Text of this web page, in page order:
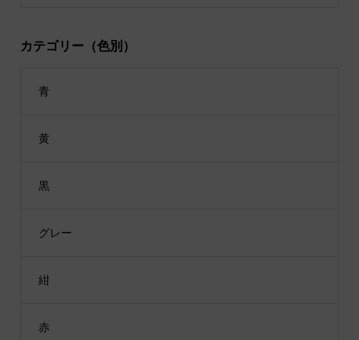
カテゴリー（色別）
青
黄
黒
グレー
紺
赤